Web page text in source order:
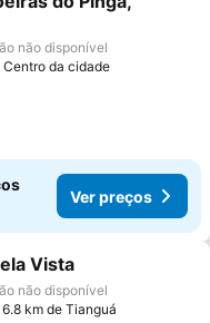
aos favoritos
não disponível
Centro da cidade
Ver preços
aos favoritos
Vista
não disponível
km de Tianguá